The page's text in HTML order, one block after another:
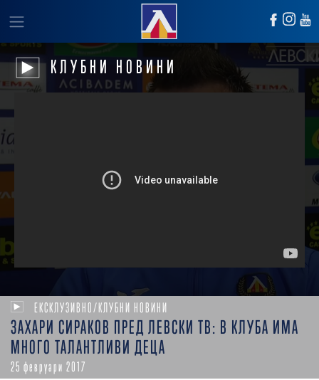
КЛУБНИ НОВИНИ
ЕКСКЛУЗИВНО/КЛУБНИ НОВИНИ
ЗАХАРИ СИРАКОВ ПРЕД ЛЕВСКИ ТВ: В КЛУБА ИМА
МНОГО ТАЛАНТЛИВИ ДЕЦА
25 февруари 2017